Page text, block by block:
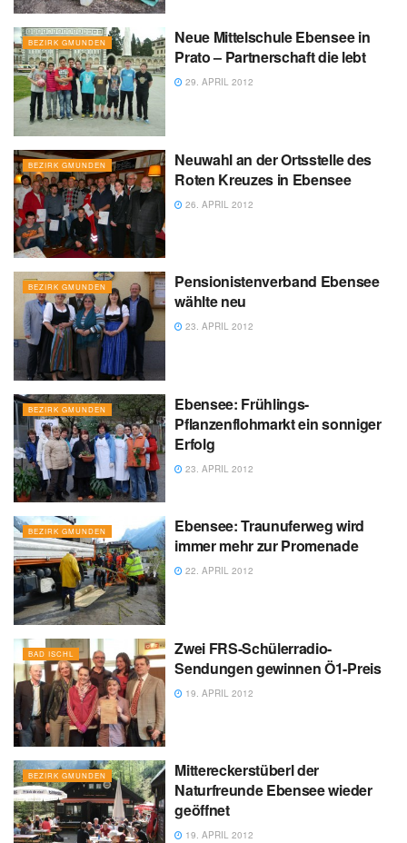
BEZIRK GMUNDEN
Neue Mittelschule Ebensee in
Prato – Partnerschaft die lebt
29. APRIL 2012
BEZIRK GMUNDEN
Neuwahl an der Ortsstelle des
Roten Kreuzes in Ebensee
26. APRIL 2012
BEZIRK GMUNDEN
Pensionistenverband Ebensee
wählte neu
23. APRIL 2012
BEZIRK GMUNDEN
Ebensee: Frühlings-
Pflanzenflohmarkt ein sonniger
Erfolg
23. APRIL 2012
BEZIRK GMUNDEN
Ebensee: Traunuferweg wird
immer mehr zur Promenade
22. APRIL 2012
BAD ISCHL
Zwei FRS-Schülerradio-
Sendungen gewinnen Ö1-Preis
19. APRIL 2012
BEZIRK GMUNDEN
Mittereckerstüberl der
Naturfreunde Ebensee wieder
geöffnet
19. APRIL 2012